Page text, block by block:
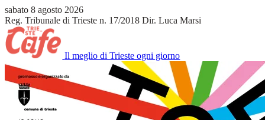
sabato 8 agosto 2026
Reg. Tribunale di Trieste n. 17/2018 Dir. Luca Marsi
Il meglio di Trieste ogni giorno